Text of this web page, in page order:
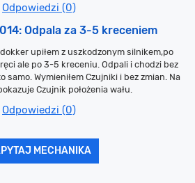
Odpowiedzi (0)
Odpala za 3-5 kreceniem
upiłem z uszkodzonym silnikem,po
ale po 3-5 kreceniu. Odpali i chodzi bez
samo. Wymieniłem Czujniki i bez zmian. Na
Czujnik położenia wału.
Odpowiedzi (0)
MECHANIKA